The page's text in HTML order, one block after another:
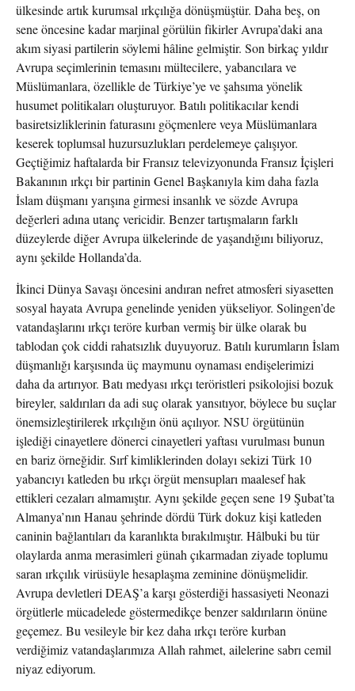
ülkesinde artık kurumsal ırkçılığa dönüşmüştür. Daha beş, on
sene öncesine kadar marjinal görülün fikirler Avrupa’daki ana
akım siyasi partilerin söylemi hâline gelmiştir. Son birkaç yıldır
Avrupa seçimlerinin temasını mültecilere, yabancılara ve
Müslümanlara, özellikle de Türkiye’ye ve şahsıma yönelik
husumet politikaları oluşturuyor. Batılı politikacılar kendi
basiretsizliklerinin faturasını göçmenlere veya Müslümanlara
keserek toplumsal huzursuzlukları perdelemeye çalışıyor.
Geçtiğimiz haftalarda bir Fransız televizyonunda Fransız İçişleri
Bakanının ırkçı bir partinin Genel Başkanıyla kim daha fazla
İslam düşmanı yarışına girmesi insanlık ve sözde Avrupa
değerleri adına utanç vericidir. Benzer tartışmaların farklı
düzeylerde diğer Avrupa ülkelerinde de yaşandığını biliyoruz,
aynı şekilde Hollanda’da.
İkinci Dünya Savaşı öncesini andıran nefret atmosferi siyasetten
sosyal hayata Avrupa genelinde yeniden yükseliyor. Solingen’de
vatandaşlarını ırkçı teröre kurban vermiş bir ülke olarak bu
tablodan çok ciddi rahatsızlık duyuyoruz. Batılı kurumların İslam
düşmanlığı karşısında üç maymunu oynaması endişelerimizi
daha da artırıyor. Batı medyası ırkçı teröristleri psikolojisi bozuk
bireyler, saldırıları da adi suç olarak yansıtıyor, böylece bu suçlar
önemsizleştirilerek ırkçılığın önü açılıyor. NSU örgütünün
işlediği cinayetlere dönerci cinayetleri yaftası vurulması bunun
en bariz örneğidir. Sırf kimliklerinden dolayı sekizi Türk 10
yabancıyı katleden bu ırkçı örgüt mensupları maalesef hak
ettikleri cezaları almamıştır. Aynı şekilde geçen sene 19 Şubat’ta
Almanya’nın Hanau şehrinde dördü Türk dokuz kişi katleden
caninin bağlantıları da karanlıkta bırakılmıştır. Hâlbuki bu tür
olaylarda anma merasimleri günah çıkarmadan ziyade toplumu
saran ırkçılık virüsüyle hesaplaşma zeminine dönüşmelidir.
Avrupa devletleri DEAŞ’a karşı gösterdiği hassasiyeti Neonazi
örgütlerle mücadelede göstermedikçe benzer saldırıların önüne
geçemez. Bu vesileyle bir kez daha ırkçı teröre kurban
verdiğimiz vatandaşlarımıza Allah rahmet, ailelerine sabrı cemil
niyaz ediyorum.